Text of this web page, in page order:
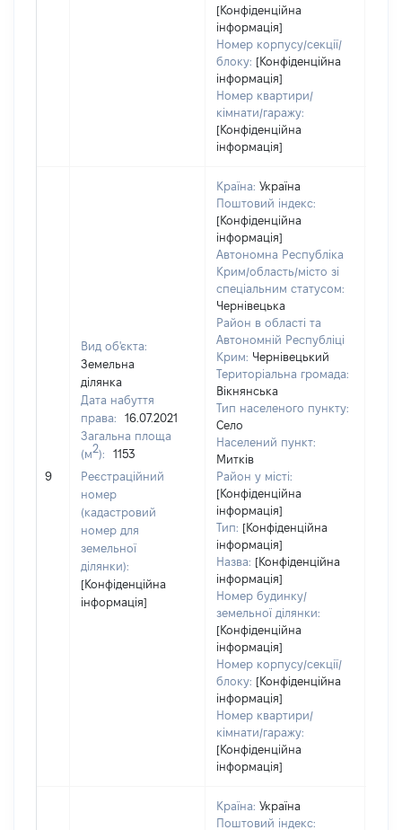
[Конфіденційна
інформація]
Номер корпусу/секції/
блоку: [Конфіденційна
інформація]
Номер квартири/
кімнати/гаражу:
[Конфіденційна
інформація]
9
Вид об'єкта:
Земельна
ділянка
Дата набуття
права:
16.07.2021
Загальна площа
(м2):
1153
Реєстраційний
номер
(кадастровий
номер для
земельної
ділянки):
[Конфіденційна
інформація]
Країна: Україна
Поштовий індекс:
[Конфіденційна
інформація]
Автономна Республіка
Крим/область/місто зі
спеціальним статусом:
Чернівецька
Район в області та
Автономній Республіці
Крим: Чернівецький
Територіальна громада:
Вікнянська
Тип населеного пункту:
Село
Населений пункт:
Митків
Район у місті:
[Конфіденційна
інформація]
Тип: [Конфіденційна
інформація]
Назва: [Конфіденційна
інформація]
Номер будинку/
земельної ділянки:
[Конфіденційна
інформація]
Номер корпусу/секції/
блоку: [Конфіденційна
інформація]
Номер квартири/
кімнати/гаражу:
[Конфіденційна
інформація]
Країна: Україна
Поштовий індекс: